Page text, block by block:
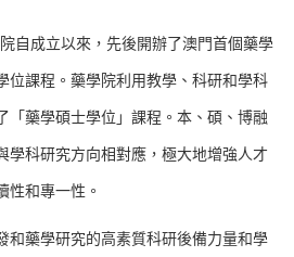
自成立以來，先後開辦了澳門首個藥學
位課程。藥學院利用教學、科研和學科
「藥學碩士學位」課程。本、碩、博融
學科研究方向相對應，極大地增強人才
性和專一性。
和藥學研究的高素質科研後備力量和學